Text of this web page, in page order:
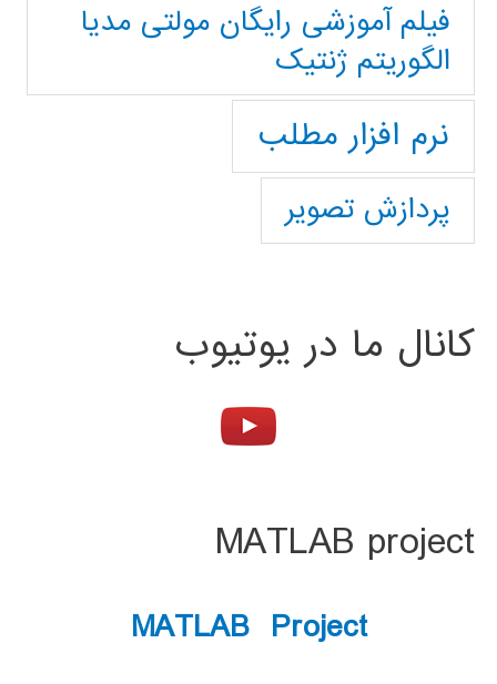
فیلم آموزشی رایگان مولتی مدیا
الگوریتم ژنتیک
نرم افزار مطلب
پردازش تصویر
کانال ما در یوتیوب
MATLAB project
MATLAB Project